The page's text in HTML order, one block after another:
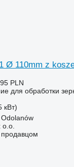
Ø 110mm z
PLN
для обработки
кВт)
продавцом